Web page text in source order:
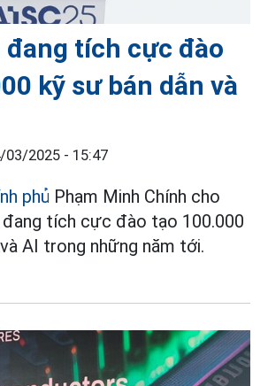
đang tích cực đào
kỹ sư bán dẫn và
03/2025 - 15:47
phủ Phạm Minh Chính cho
tích cực đào tạo 100.000
AI trong những năm tới.